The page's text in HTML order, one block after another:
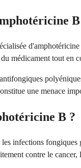
médicament tout en
une menace
B ?
infections
contre le